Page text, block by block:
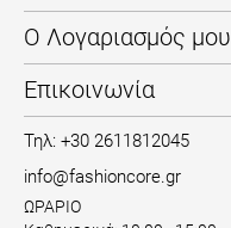
Ο Λογαριασμός μου
Επικοινωνία
Τηλ: +30 2611812045
info@fashioncore.gr
ΩΡΑΡΙΟ